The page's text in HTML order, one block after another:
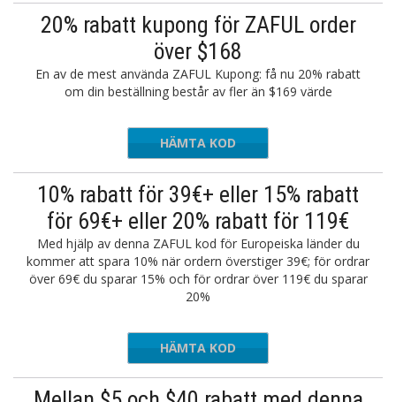
20% rabatt kupong för ZAFUL order
över $168
En av de mest använda ZAFUL Kupong: få nu 20% rabatt
om din beställning består av fler än $169 värde
VIP22
HÄMTA KOD
10% rabatt för 39€+ eller 15% rabatt
för 69€+ eller 20% rabatt för 119€
Med hjälp av denna ZAFUL kod för Europeiska länder du
kommer att spara 10% när ordern överstiger 39€; för ordrar
över 69€ du sparar 15% och för ordrar över 119€ du sparar
20%
WS15
HÄMTA KOD